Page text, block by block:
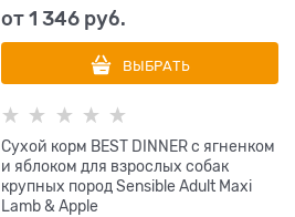
от1 346 руб.
ВЫБРАТЬ
Сухой корм BEST DINNER с ягненком
и яблоком для взрослых собак
крупных пород Sensible Adult Maxi
Lamb & Apple